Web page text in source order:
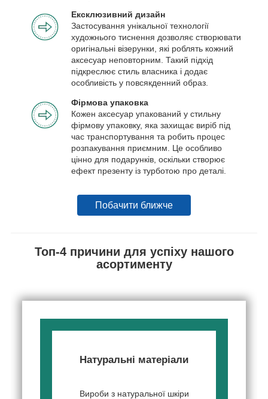
Ексклюзивний дизайн
Застосування унікальної технології
художнього тиснення дозволяє створювати
оригінальні візерунки, які роблять кожний
аксесуар неповторним. Такий підхід
підкреслює стиль власника і додає
особливість у повсякденний образ.
Фірмова упаковка
Кожен аксесуар упакований у стильну
фірмову упаковку, яка захищає виріб під
час транспортування та робить процес
розпакування приємним. Це особливо
цінно для подарунків, оскільки створює
ефект презенту із турботою про деталі.
Побачити ближче
Топ-4 причини для успіху нашого
асортименту
Натуральні матеріали
Вироби з натуральної шкіри